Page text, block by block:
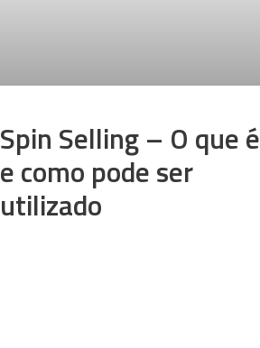
Spin Selling – O que é
e como pode ser
utilizado